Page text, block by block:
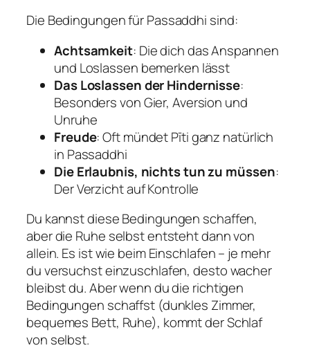
Die Bedingungen für Passaddhi sind:
Achtsamkeit: Die dich das Anspannen
und Loslassen bemerken lässt
Das Loslassen der Hindernisse:
Besonders von Gier, Aversion und
Unruhe
Freude: Oft mündet Pīti ganz natürlich
in Passaddhi
Die Erlaubnis, nichts tun zu müssen:
Der Verzicht auf Kontrolle
Du kannst diese Bedingungen schaffen,
aber die Ruhe selbst entsteht dann von
allein. Es ist wie beim Einschlafen – je mehr
du versuchst einzuschlafen, desto wacher
bleibst du. Aber wenn du die richtigen
Bedingungen schaffst (dunkles Zimmer,
bequemes Bett, Ruhe), kommt der Schlaf
von selbst.